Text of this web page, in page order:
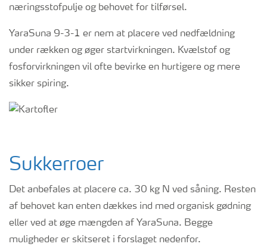
næringsstofpulje og behovet for tilførsel.
YaraSuna 9-3-1 er nem at placere ved nedfældning
under rækken og øger startvirkningen. Kvælstof og
fosforvirkningen vil ofte bevirke en hurtigere og mere
sikker spiring.
Sukkerroer
Det anbefales at placere ca. 30 kg N ved såning. Resten
af behovet kan enten dækkes ind med organisk gødning
eller ved at øge mængden af YaraSuna. Begge
muligheder er skitseret i forslaget nedenfor.